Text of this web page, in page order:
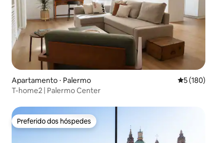
Apartamento ⋅ Palermo 5 de uma
5 (180)
T-home2 | Palermo Center
Preferido dos hóspedes
Preferido dos hóspedes